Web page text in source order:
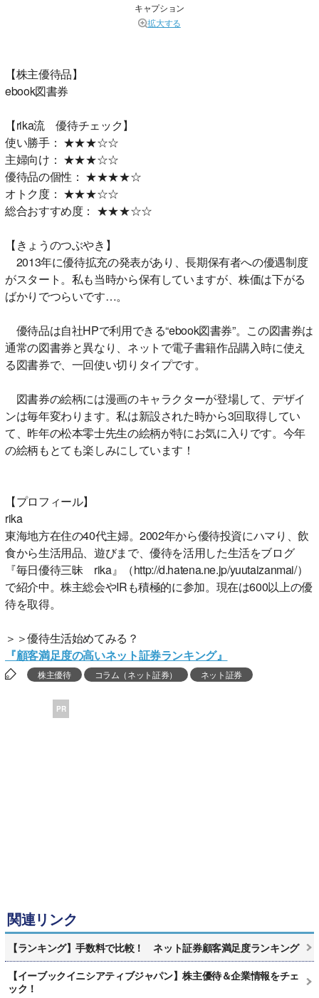
キャプション
拡大する
【株主優待品】
ebook図書券
【rika流 優待チェック】
使い勝手： ★★★☆☆
主婦向け： ★★★☆☆
優待品の個性： ★★★★☆
オトク度： ★★★☆☆
総合おすすめ度： ★★★☆☆
【きょうのつぶやき】
2013年に優待拡充の発表があり、長期保有者への優遇制度
がスタート。私も当時から保有していますが、株価は下がる
ばかりでつらいです…。
優待品は自社HPで利用できる“ebook図書券”。この図書券は
通常の図書券と異なり、ネットで電子書籍作品購入時に使え
る図書券で、一回使い切りタイプです。
図書券の絵柄には漫画のキャラクターが登場して、デザイ
ンは毎年変わります。私は新設された時から3回取得してい
て、昨年の松本零士先生の絵柄が特にお気に入りです。今年
の絵柄もとても楽しみにしています！
【プロフィール】
rika
東海地方在住の40代主婦。2002年から優待投資にハマり、飲
食から生活用品、遊びまで、優待を活用した生活をブログ
『毎日優待三昧 rika』（http://d.hatena.ne.jp/yuutaizanmai/）
で紹介中。株主総会やIRも積極的に参加。現在は600以上の優
待を取得。
＞＞優待生活始めてみる？
『顧客満足度の高いネット証券ランキング』
株主優待 コラム（ネット証券） ネット証券
PR
関連リンク
【ランキング】手数料で比較！ ネット証券顧客満足度ランキング
【イーブックイニシアティブジャパン】株主優待＆企業情報をチェ
ック！